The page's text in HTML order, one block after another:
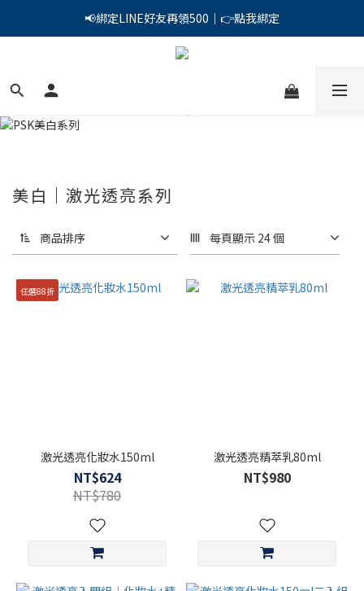
PSK 光防禦柔霧防曬棒｜小霧棒閃亮登場✨ 新品上市優惠中！
📢綁定LINE好友再領500｜👉點我綁定
PSK 光防禦柔霧防曬棒｜小霧棒閃亮登場✨ 新品上市優惠中！
美白｜激光透亮系列
商品排序 每頁顯示 24 個
任選88折
激光透亮化妝水150ml
NT$624
NT$780
激光透亮精萃乳80ml
NT$980